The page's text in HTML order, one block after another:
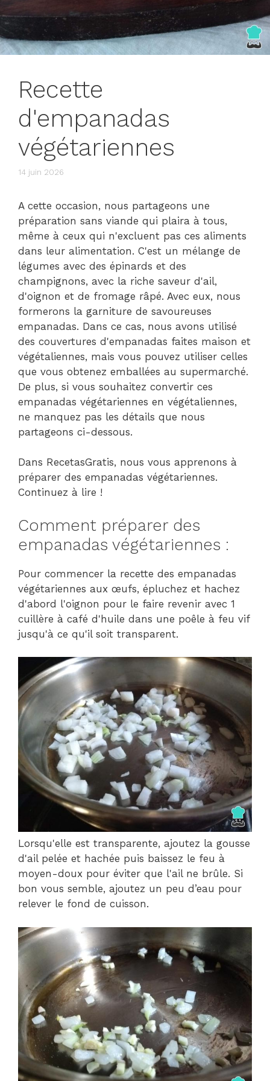
Recette
d'empanadas
végétariennes
14 juin 2026
A cette occasion, nous partageons une
préparation sans viande qui plaira à tous,
même à ceux qui n'excluent pas ces aliments
dans leur alimentation. C'est un mélange de
légumes avec des épinards et des
champignons, avec la riche saveur d'ail,
d'oignon et de fromage râpé. Avec eux, nous
formerons la garniture de savoureuses
empanadas. Dans ce cas, nous avons utilisé
des couvertures d'empanadas faites maison et
végétaliennes, mais vous pouvez utiliser celles
que vous obtenez emballées au supermarché.
De plus, si vous souhaitez convertir ces
empanadas végétariennes en végétaliennes,
ne manquez pas les détails que nous
partageons ci-dessous.
Dans RecetasGratis, nous vous apprenons à
préparer des empanadas végétariennes.
Continuez à lire !
Comment préparer des
empanadas végétariennes :
Pour commencer la recette des empanadas
végétariennes aux œufs, épluchez et hachez
d'abord l'oignon pour le faire revenir avec 1
cuillère à café d'huile dans une poêle à feu vif
jusqu'à ce qu'il soit transparent.
Lorsqu'elle est transparente, ajoutez la gousse
d'ail pelée et hachée puis baissez le feu à
moyen-doux pour éviter que l'ail ne brûle. Si
bon vous semble, ajoutez un peu d’eau pour
relever le fond de cuisson.